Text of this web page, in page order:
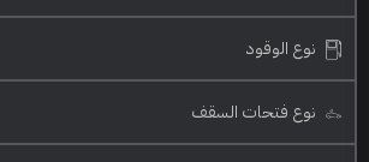
نوع الوقود
نوع فتحات السقف